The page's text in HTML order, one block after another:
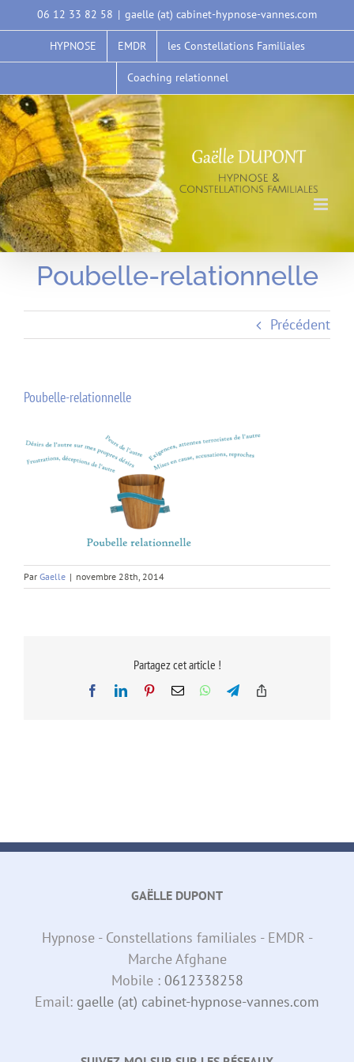
Passer
au
06 12 33 82 58 | gaelle (at) cabinet-hypnose-vannes.com
HYPNOSE EMDR les Constellations Familiales
Coaching relationnel
Poubelle-relationnelle
Précédent
Poubelle-relationnelle
Par Gaelle | novembre 28th, 2014
Partagez cet article !
FacebookLinkedInPinterestEmail WhatsApp
Telegram
GAËLLE DUPONT
Hypnose - Constellations familiales - EMDR -
Marche Afghane
Mobile : 0612338258
Email: gaelle (at) cabinet-hypnose-vannes.com